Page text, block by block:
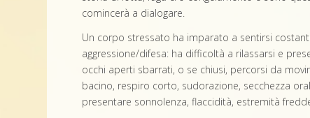
comincerà a dialogare.
Un corpo stressato ha imparato a sentirsi
aggressione/difesa: ha difficoltà a rilassarsi e
occhi aperti sbarrati, o se chiusi, percorsi da
bacino, respiro corto, sudorazione, secchezza
presentare sonnolenza, flaccidità, estremità